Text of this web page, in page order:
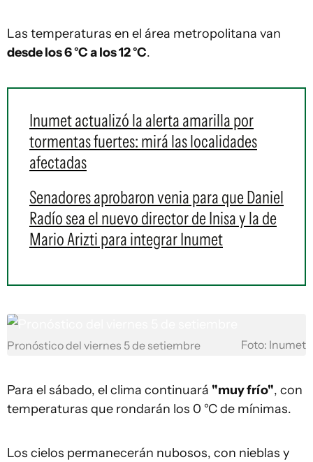
Las temperaturas en el área metropolitana van
desde los 6 °C a los 12 °C.
Inumet actualizó la alerta amarilla por
tormentas fuertes: mirá las localidades
afectadas
Senadores aprobaron venia para que Daniel
Radío sea el nuevo director de Inisa y la de
Mario Arizti para integrar Inumet
Pronóstico del viernes 5 de setiembre Foto: Inumet
Para el sábado, el clima continuará "muy frío", con
temperaturas que rondarán los 0 °C de mínimas.
Los cielos permanecerán nubosos, con nieblas y